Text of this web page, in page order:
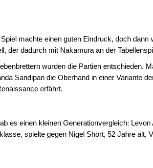
machte einen guten Eindruck, doch
der dadurch mit Nakamura an der
wurden die Partien entschieden.
Sandipan die Oberhand in einer Variante
erfährt.
es einen kleinen Generationvergleich:
spielte gegen Nigel Short, 52 Jahre alt,